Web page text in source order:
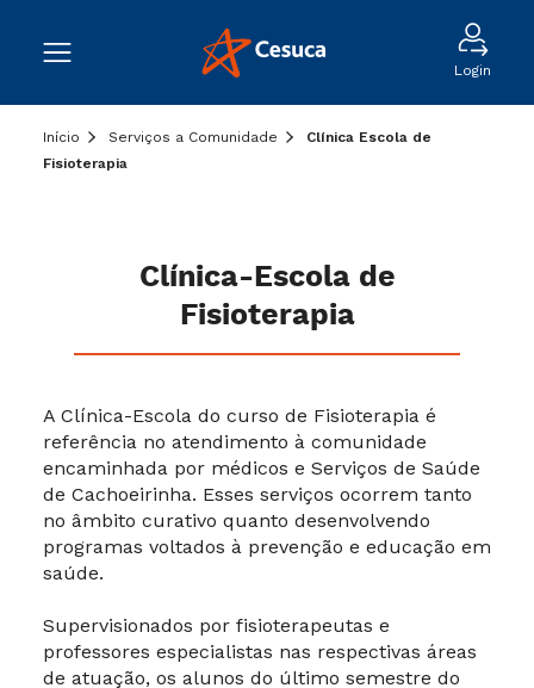
Login
Início Serviços a Comunidade
Clínica Escola de
Fisioterapia
Clínica-Escola de
Fisioterapia
A Clínica-Escola do curso de Fisioterapia é
referência no atendimento à comunidade
encaminhada por médicos e Serviços de Saúde
de Cachoeirinha. Esses serviços ocorrem tanto
no âmbito curativo quanto desenvolvendo
programas voltados à prevenção e educação em
saúde.
Supervisionados por fisioterapeutas e
professores especialistas nas respectivas áreas
de atuação, os alunos do último semestre do